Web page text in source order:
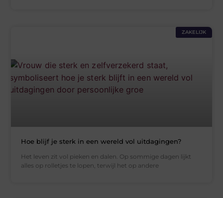
ZAKELIJK
Hoe blijf je sterk in een wereld vol uitdagingen?
Het leven zit vol pieken en dalen. Op sommige dagen lijkt
alles op rolletjes te lopen, terwijl het op andere